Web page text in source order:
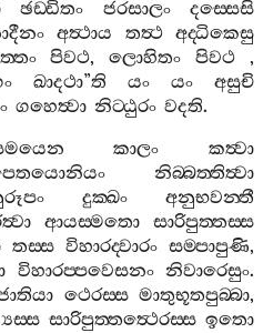
ඡඩ‍්ඩිතං ජරසාලං
දස‍්සෙසි
අත්‍ථාය තත්‍ථ
අද‍්ධිකෙසු
පිවථ,ලොහිතං පිවථ ,
ඛාදථා”ති යං යං
අසුචි
ගහෙත්‍වා නිට‍්ඨුරං වදති.
කාලං
කත්‍වා
නිබ‍්බත‍්තිත්‍වා
දුක‍්ඛං
අනුභවන‍්තී
ආයස‍්මතො
සාරිපුත‍්තස‍්ස
තස‍්ස විහාරද‍්වාරං සම‍්පාපුණි,
විහාරප‍්පවෙසනං නිවාරෙසුං.
ථෙරස‍්ස මාතුභූතපුබ‍්බා,
සාරිපුත‍්තත්‍ථෙරස‍්ස ඉතො